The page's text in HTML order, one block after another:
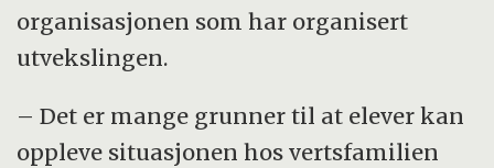
organisasjonen som har organisert
utvekslingen.
– Det er mange grunner til at elever kan
oppleve situasjonen hos vertsfamilien